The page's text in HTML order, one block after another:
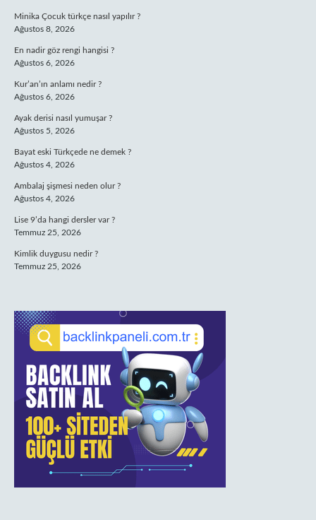
Minika Çocuk türkçe nasıl yapılır ?
Ağustos 8, 2026
En nadir göz rengi hangisi ?
Ağustos 6, 2026
Kur’an’ın anlamı nedir ?
Ağustos 6, 2026
Ayak derisi nasıl yumuşar ?
Ağustos 5, 2026
Bayat eski Türkçede ne demek ?
Ağustos 4, 2026
Ambalaj şişmesi neden olur ?
Ağustos 4, 2026
Lise 9’da hangi dersler var ?
Temmuz 25, 2026
Kimlik duygusu nedir ?
Temmuz 25, 2026